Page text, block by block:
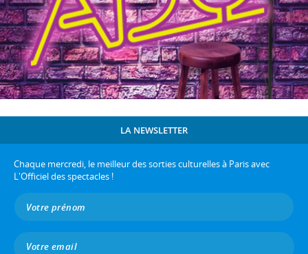
LA NEWSLETTER
Chaque mercredi, le meilleur des sorties culturelles à Paris avec
L'Officiel des spectacles !